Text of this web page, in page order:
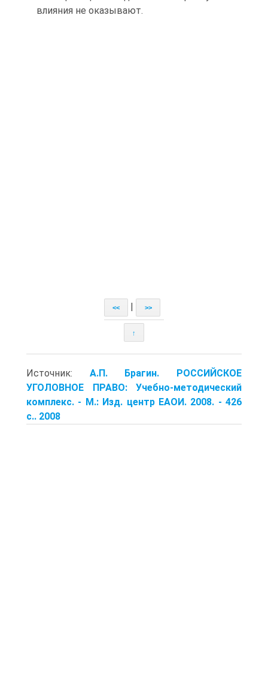
влияния не оказывают.
<< >>
↑
Источник: А.П. Брагин. РОССИЙСКОЕ
УГОЛОВНОЕ ПРАВО: Учебно-методический
комплекс. - М.: Изд. центр ЕАОИ. 2008. - 426
с.. 2008